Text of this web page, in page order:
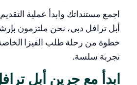
اجمع مستنداتك وابدأ عملية
أبل ترافل دبي، نحن ملتزمون
خطوة من رحلة طلب الفيزا
تجربة سلسة.
ابدأ مع جرين أبل